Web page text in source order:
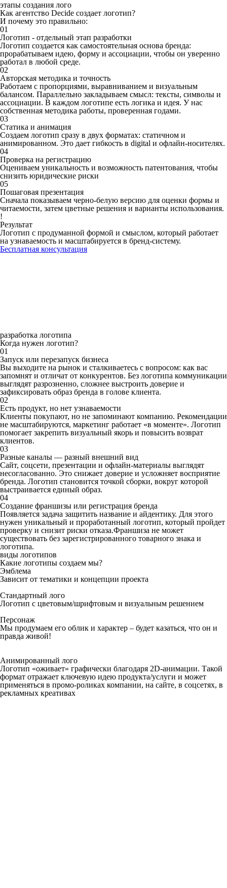
этапы создания лого
Как агентство Decide создает логотип?
И почему это правильно:
01
Логотип - отдельный этап разработки
Логотип создается как самостоятельная основа бренда:
прорабатываем идею, форму и ассоциации, чтобы он уверенно
работал в любой среде.
02
Авторская методика и точность
Работаем с пропорциями, выравниванием и визуальным
балансом. Параллельно закладываем смысл: тексты, символы и
ассоциации. В каждом логотипе есть логика и идея. У нас
собственная методика работы, проверенная годами.
03
Статика и анимация
Создаем логотип сразу в двух форматах: статичном и
анимированном. Это дает гибкость в digital и офлайн-носителях.
04
Проверка на регистрацию
Оцениваем уникальность и возможность патентования, чтобы
снизить юридические риски
05
Пошаговая презентация
Сначала показываем черно-белую версию для оценки формы и
читаемости, затем цветные решения и варианты использования.
!
Результат
Логотип с продуманной формой и смыслом, который работает
на узнаваемость и масштабируется в бренд-систему.
Бесплатная консультация
разработка логотипа
Когда нужен логотип?
01
Запуск или перезапуск бизнеса
Вы выходите на рынок и сталкиваетесь с вопросом: как вас
запомнят и отличат от конкурентов. Без логотипа коммуникации
выглядят разрозненно, сложнее выстроить доверие и
зафиксировать образ бренда в голове клиента.
02
Есть продукт, но нет узнаваемости
Клиенты покупают, но не запоминают компанию. Рекомендации
не масштабируются, маркетинг работает «в моменте». Логотип
помогает закрепить визуальный якорь и повысить возврат
клиентов.
03
Разные каналы — разный внешний вид
Сайт, соцсети, презентации и офлайн-материалы выглядят
несогласованно. Это снижает доверие и усложняет восприятие
бренда. Логотип становится точкой сборки, вокруг которой
выстраивается единый образ.
04
Создание франшизы или регистрация бренда
Появляется задача защитить название и айдентику. Для этого
нужен уникальный и проработанный логотип, который пройдет
проверку и снизит риски отказа.Франшиза не может
существовать без зарегистрированного товарного знака и
логотипа.
виды логотипов
Какие логотипы создаем мы?
Эмблема
Зависит от тематики и концепции проекта
Стандартный лого
Логотип с цветовым/шрифтовым и визуальным решением
Персонаж
Мы продумаем его облик и характер – будет казаться, что он и
правда живой!
Анимированный лого
Логотип «оживает» графически благодаря 2D-анимации. Такой
формат отражает ключевую идею продукта/услуги и может
применяться в промо-роликах компании, на сайте, в соцсетях, в
рекламных креативах